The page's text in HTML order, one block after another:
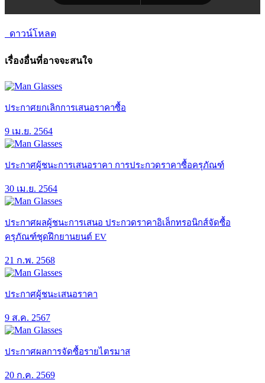
ดาวน์โหลด
เรื่องอื่นที่อาจจะสนใจ
ประกาศยกเลิกการเสนอราคาซื้อ
9 เม.ย. 2564
ประกาศผู้ชนะการเสนอราคา การประกวดราคาซื้อครุภัณฑ์
30 เม.ย. 2564
ประกาศผลผู้ชนะการเสนอ ประกวดราคาอิเล็กทรอนิกส์จัดซื้อ
ครุภัณฑ์ชุดฝึกยานยนต์ EV
21 ก.พ. 2568
ประกาศผู้ชนะเสนอราคา
9 ส.ค. 2567
ประกาศผลการจัดซื้อรายไตรมาส
20 ก.ค. 2569